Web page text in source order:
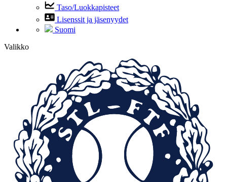
Taso/Luokkapisteet
Lisenssit ja jäsenyydet
Suomi
Valikko